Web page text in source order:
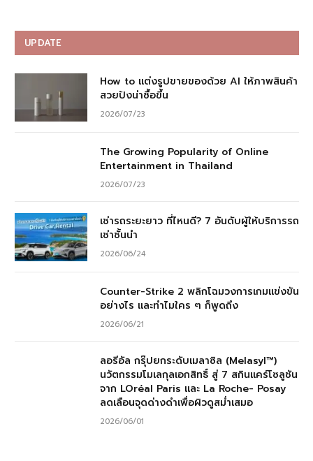
UPDATE
How to แต่งรูปขายของด้วย AI ให้ภาพสินค้า
สวยปังน่าซื้อขึ้น
2026/07/23
The Growing Popularity of Online
Entertainment in Thailand
2026/07/23
เช่ารถระยะยาว ที่ไหนดี? 7 อันดับผู้ให้บริการรถ
เช่าชั้นนำ
2026/06/24
Counter-Strike 2 พลิกโฉมวงการเกมแข่งขัน
อย่างไร และทำไมใคร ๆ ก็พูดถึง
2026/06/21
ลอรีอัล กรุ๊ปยกระดับเมลาซิล (Melasyl™)
นวัตกรรมโมเลกุลเอกสิทธิ์ สู่ 7 สกินแคร์โซลูชัน
จาก LOréal Paris และ La Roche- Posay
ลดเลือนจุดด่างดำเพื่อผิวดูสม่ำเสมอ
2026/06/01